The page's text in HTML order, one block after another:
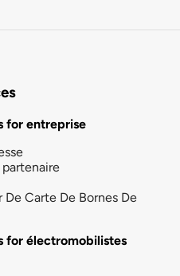
for entreprise
De Carte De Bornes De
for électromobilistes